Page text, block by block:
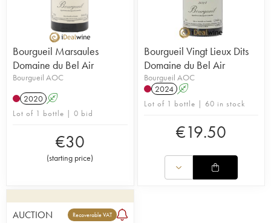
Bourgueil Marsaules
Domaine du Bel Air
Bourgueil AOC
2020 A
Lot of 1 bottle | 0 bid
€30
(starting price)
Bourgueil Vingt Lieux Dits
Domaine du Bel Air
Bourgueil AOC
2024 A
Lot of 1 bottle | 60 in stock
€19.50
AUCTION Recoverable VAT